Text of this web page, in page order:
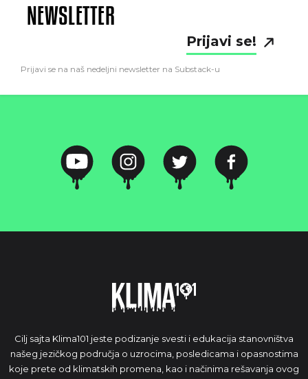
NEWSLETTER
Prijavi se!
Prijavi se na naš nedeljni newsletter na Substack-u
Cilj sajta Klima101 jeste podizanje svesti i edukacija stanovništva
našeg jezičkog područja o uzrocima, posledicama i opasnostima
koje prete od klimatskih promena, kao i načinima rešavanja ovog